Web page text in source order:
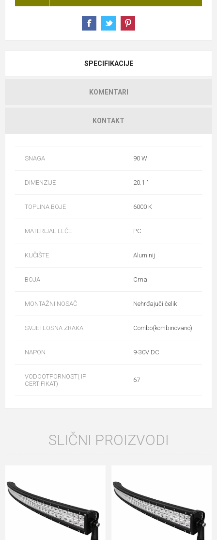
SPECIFIKACIJE
KOMENTARI
KONTAKT
SNAGA 90 W
DIMENZIJE 20.1 "
TOPLINA BOJE 6000 K
MATERIJAL LEĆE PC
KUČIŠTE Aluminij
BOJA Crna
MONTAŽNI NOSAČ Nehrđajuči čelik
SVJETLOSNA ZRAKA Combo(kombinovano)
NAPON 9-30V DC
VODOOTPORNOST( IP
CERTIFIKAT)
67
SLIČNI PROIZVODI